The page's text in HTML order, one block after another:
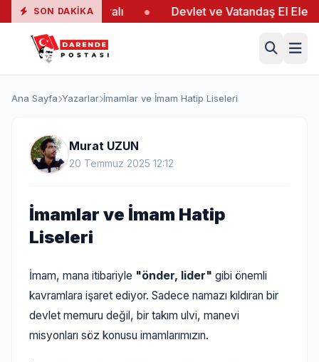
SON DAKIKA
19 Yaralı Devlet ve Vatandaş El Ele
Ana Sayfa Yazarlar İmamlar ve İmam Hatip Liseleri
Murat UZUN
20 Temmuz 2025 12:12
İmamlar ve İmam Hatip
Liseleri
İmam, mana itibariyle "önder, lider" gibi önemli
kavramlara işaret ediyor. Sadece namazı kıldıran bir
devlet memuru değil, bir takım ulvi, manevi
misyonları söz konusu imamlarımızın.